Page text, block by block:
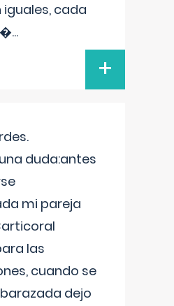
iguales, cada
...
+
duda:antes
mi pareja
las
cuando se
dejo